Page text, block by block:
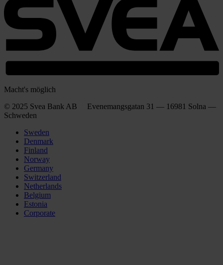
Macht's möglich
© 2025 Svea Bank AB Evenemangsgatan 31 — 16981 Solna —
Schweden
Sweden
Denmark
Finland
Norway
Germany
Switzerland
Netherlands
Belgium
Estonia
Corporate